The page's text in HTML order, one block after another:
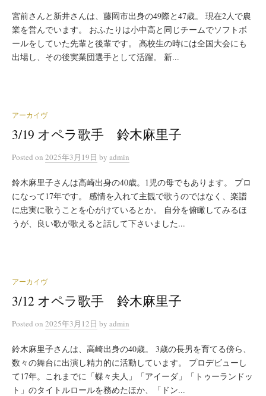
宮前さんと新井さんは、藤岡市出身の49際と47歳。 現在2人で農
業を営んでいます。 おふたりは小中高と同じチームでソフトボ
ールをしていた先輩と後輩です。 高校生の時には全国大会にも
出場し、その後実業団選手として活躍。 新...
アーカイヴ
3/19 オペラ歌手 鈴木麻里子
Posted on 2025年3月19日 by admin
鈴木麻里子さんは高崎出身の40歳。1児の母でもあります。 プロ
になって17年です。 感情を入れて主観で歌うのではなく、楽譜
に忠実に歌うことを心がけているとか。 自分を俯瞰してみるほ
うが、良い歌が歌えると話して下さいました...
アーカイヴ
3/12 オペラ歌手 鈴木麻里子
Posted on 2025年3月12日 by admin
鈴木麻里子さんは、高崎出身の40歳。 3歳の長男を育てる傍ら、
数々の舞台に出演し精力的に活動しています。 プロデビューし
て17年。これまでに「蝶々夫人」「アイーダ」「トゥーランドッ
ト」のタイトルロールを務めたほか、「ドン...